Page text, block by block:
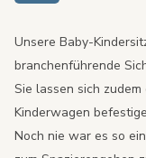
Unsere Baby-
branchenführende
Sie lassen sich
Kinderwagen
Noch nie war es so